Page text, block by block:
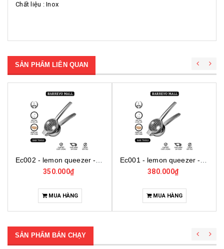
Chất liệu : Inox
SẢN PHẨM LIÊN QUAN
380.000₫
MUA HÀNG
5.500.000₫
MUA HÀNG
SẢN PHẨM BÁN CHẠY